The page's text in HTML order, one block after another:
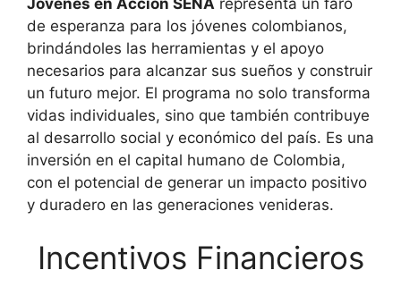
de esperanza para los jóvenes colombianos,
brindándoles las herramientas y el apoyo
necesarios para alcanzar sus sueños y construir
un futuro mejor. El programa no solo transforma
vidas individuales, sino que también contribuye
al desarrollo social y económico del país. Es una
inversión en el capital humano de Colombia,
con el potencial de generar un impacto positivo
y duradero en las generaciones venideras.
Incentivos Financieros